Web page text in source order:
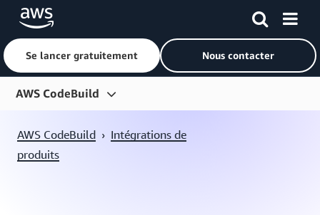
Passer au contenu principal
Se lancer gratuitement Nous contacter
AWS CodeBuild
Fonctions
AWS CodeBuild › Intégrations de
produits